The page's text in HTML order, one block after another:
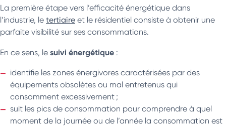
La première étape vers l’efficacité énergétique dans
l’industrie, le tertiaire et le résidentiel consiste à obtenir une
parfaite visibilité sur ses consommations.
En ce sens, le suivi énergétique :
identifie les zones énergivores caractérisées par des
équipements obsolètes ou mal entretenus qui
consomment excessivement ;
suit les pics de consommation pour comprendre à quel
moment de la journée ou de l’année la consommation est